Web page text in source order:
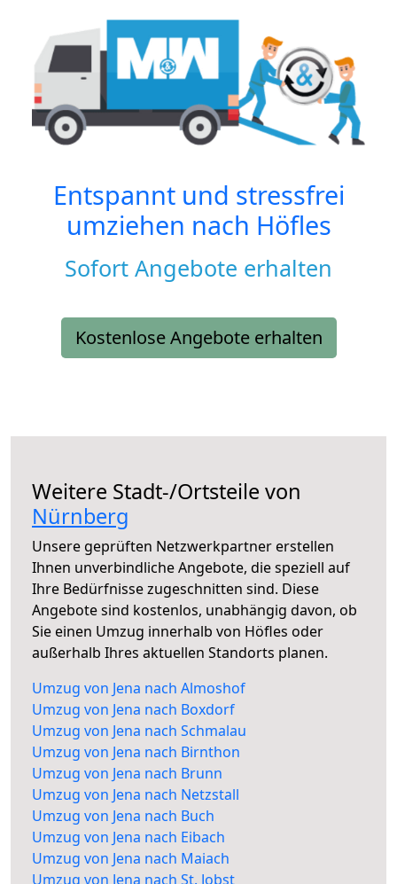
Entspannt und stressfrei
umziehen nach Höfles
Sofort Angebote erhalten
Kostenlose Angebote erhalten
Weitere Stadt-/Ortsteile von
Nürnberg
Unsere geprüften Netzwerkpartner erstellen
Ihnen unverbindliche Angebote, die speziell auf
Ihre Bedürfnisse zugeschnitten sind. Diese
Angebote sind kostenlos, unabhängig davon, ob
Sie einen Umzug innerhalb von Höfles oder
außerhalb Ihres aktuellen Standorts planen.
Umzug von Jena nach Almoshof
Umzug von Jena nach Boxdorf
Umzug von Jena nach Schmalau
Umzug von Jena nach Birnthon
Umzug von Jena nach Brunn
Umzug von Jena nach Netzstall
Umzug von Jena nach Buch
Umzug von Jena nach Eibach
Umzug von Jena nach Maiach
Umzug von Jena nach St. Jobst